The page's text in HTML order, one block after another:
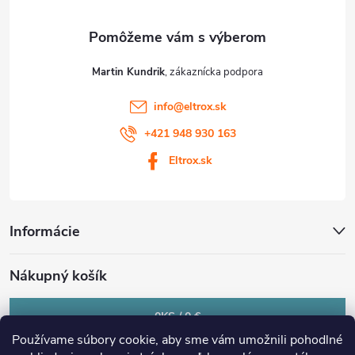
Používame súbory cookie, aby sme vám umožnili pohodlné
Martin Kundrik
info@eltrox.sk
+421 948 930 163
Eltrox.sk
Informácie
Nákupný košík
0KS /0 €